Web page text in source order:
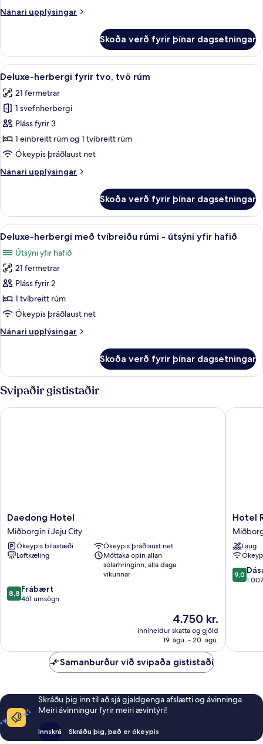
rúm
að
hluta
Nánari upplýsingar
Nánari
herbergi
fyrir
tvo,
rúm
sjávarútsýni
að
hluta
Skoða verð fyrir þínar dagsetningar
Skoða
allar
myndir
fyrir
Deluxe-
herbergi
fyrir
tvö
Deluxe-herbergi fyrir tvo, tvö rúm |
4
Deluxe-herbergi fyrir tvo, tvö rúm
21 fermetrar
1 svefnherbergi
Pláss fyrir 3
1 einbreitt rúm og 1 tvíbreitt rúm
Ókeypis þráðlaust net
Nánari upplýsingar
Nánari
herbergi
fyrir
tvo,
rúm
Skoða verð fyrir þínar dagsetningar
Skoða
allar
myndir
fyrir
Deluxe-
herbergi
með
rúmi
yfir
hafið
Deluxe-herbergi með tvíbreiðu
10
Deluxe-herbergi með tvíbreiðu rúmi - útsýni yfir hafið
Útsýni yfir hafið
21 fermetrar
Pláss fyrir 2
1 tvíbreitt rúm
Ókeypis þráðlaust net
Nánari upplýsingar
Nánari
herbergi
með
tvíbreiðu
rúmi
-
Skoða verð fyrir þínar dagsetningar
Svipaðir gististaðir
Daedong
Hotel
Miðborgin
Jeju
Daedong Hotel
Miðborgin í Jeju City
Ókeypis bílastæði
Ókeypis þráðlaust net
Loftkæling
Móttaka opin allan
sólarhringinn, alla daga
vikunnar
8.8
af
8,8 Frábært
461 umsögn
Verðið
er
4.750 kr.
4.750 kr.
inniheldur skatta og gjöld
19. ágú. - 20. ágú.
Daedong Hotel
Hotel
í
Jeju
City
Hotel
Laug
9.0
af
9,0
Hotel
Samanburður við svipaða gististaði
Skráðu þig inn til að sjá gjaldgenga afslætti og ávinninga.
Meiri ávinningur fyrir meiri ævintýri!
Innskrá Skráðu þig, það er ókeypis